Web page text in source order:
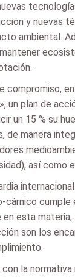
y nuevas
ambiental.
compromiso,
un plan de
un 15 % su
de manera
así como
cárnico
esta materia,
son los
la